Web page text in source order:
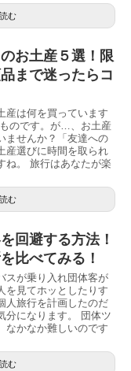
む
お土産５選！限
まで迷ったらコ
産は何を買っています
のです。が…、お土産
ませんか？「友達への
産選びに時間を取られ
ね。 旅行はあなたが楽
む
回避する方法！
比べてみる！
スが乗り入れ団体客が
を見てホッとしたりす
人旅行を計画したのだ
分になります。 団体ツ
なかなか難しいのです
む